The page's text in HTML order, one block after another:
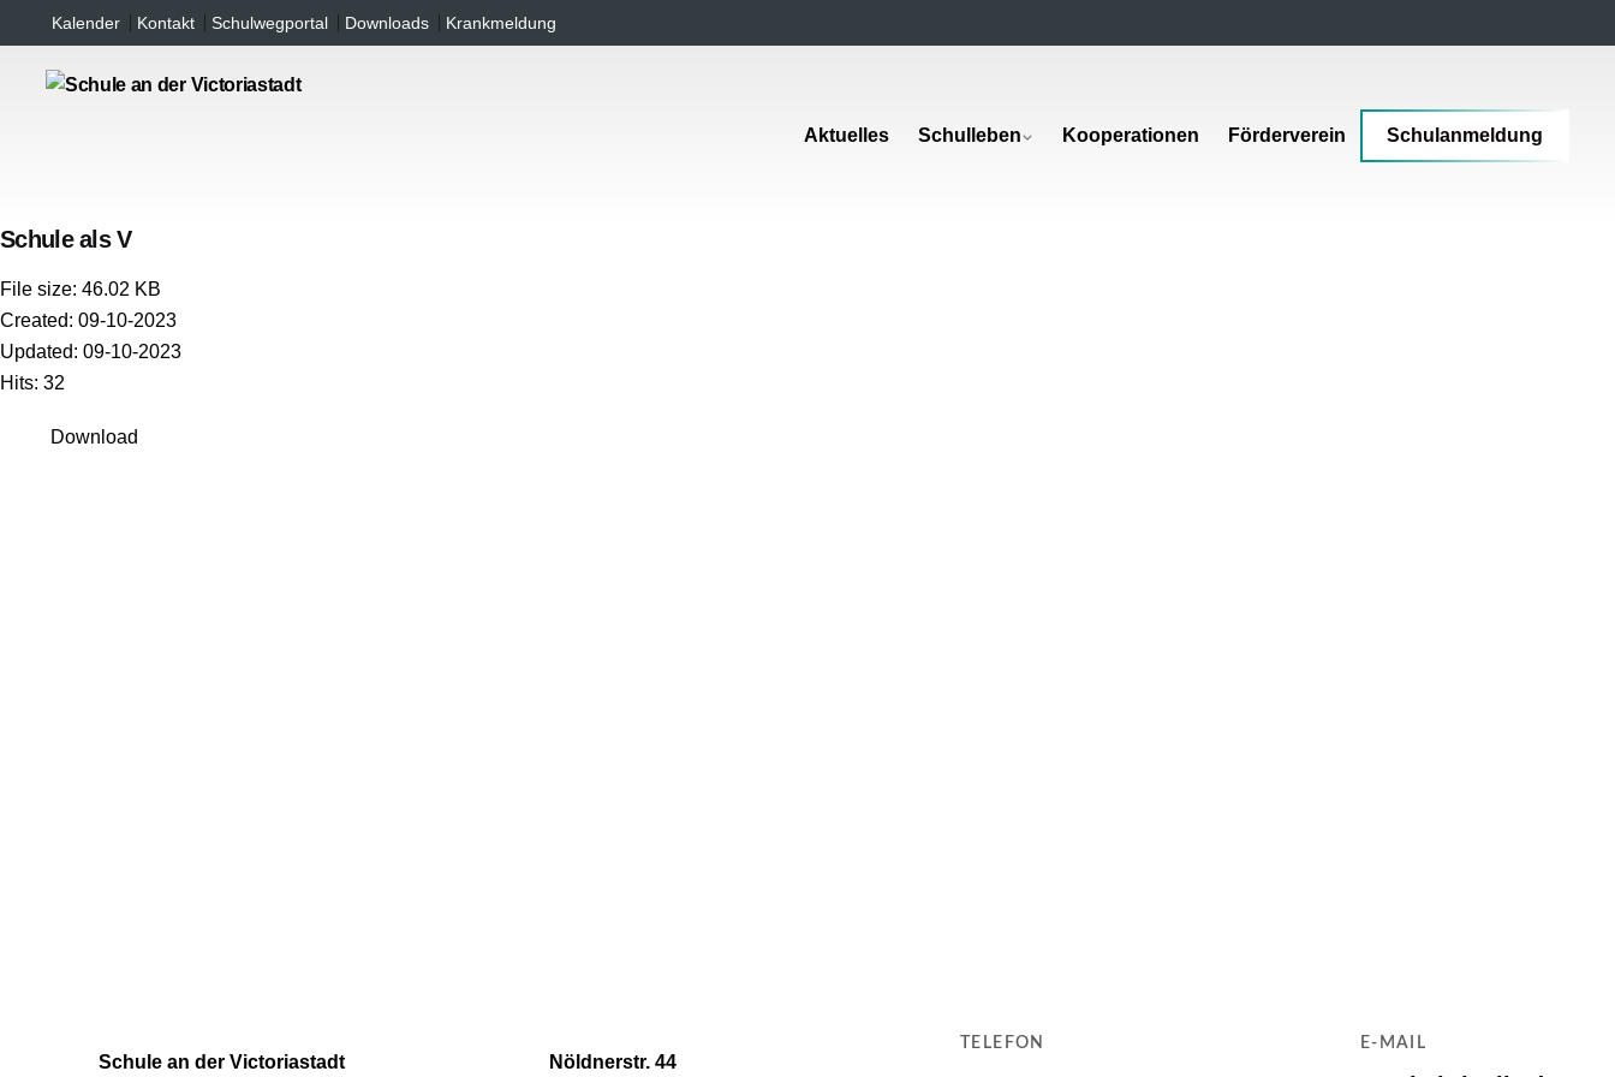
springen
to
content
Kalender Kontakt Schulwegportal Downloads Krankmeldung
Aktuelles Schulleben Kooperationen Förderverein Schulanmeldung
Schule als V
File size: 46.02 KB
Created: 09-10-2023
Updated: 09-10-2023
Hits: 32
Download
Schule an der Victoriastadt Nöldnerstr. 44
TELEFON E-MAIL